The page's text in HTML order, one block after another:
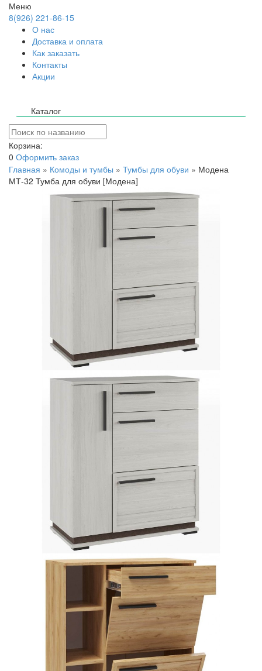
Меню
8(926) 221-86-15
О нас
Доставка и оплата
Как заказать
Контакты
Акции
Каталог
Корзина:
0 Оформить заказ
Главная » Комоды и тумбы » Тумбы для обуви » Модена
МТ-32 Тумба для обуви [Модена]